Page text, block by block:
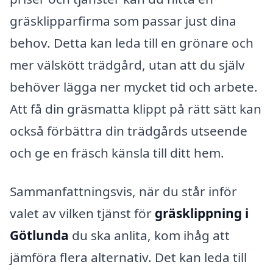
gräsklipparfirma som passar just dina
behov. Detta kan leda till en grönare och
mer välskött trädgård, utan att du själv
behöver lägga ner mycket tid och arbete.
Att få din gräsmatta klippt på rätt sätt kan
också förbättra din trädgårds utseende
och ge en fräsch känsla till ditt hem.
Sammanfattningsvis, när du står inför
valet av vilken tjänst för gräsklippning i
Götlunda du ska anlita, kom ihåg att
jämföra flera alternativ. Det kan leda till